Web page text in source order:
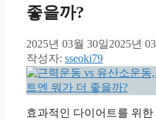
좋을까?
2025년 03월 30일2025년
작성자: sseoki79
효과적인 다이어트를 위한